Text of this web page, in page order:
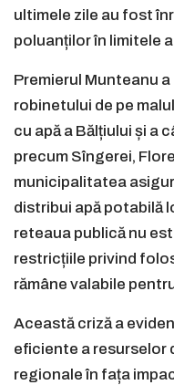
ultimele zile au fost
poluanților în limitele
Premierul Munteanu
robinetului de pe
cu apă a Bălțiului și a
precum Sîngerei,
municipalitatea
distribui apă potabilă
reteaua publică nu
restricțiile privind
rămâne valabile
Această criză a
eficiente a resurselor
regionale în fața